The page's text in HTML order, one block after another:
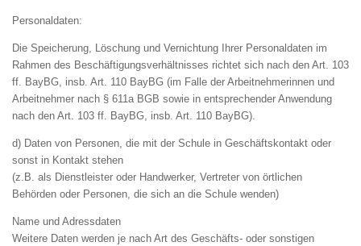
Personaldaten:
Die Speicherung, Löschung und Vernichtung Ihrer Personaldaten im
Rahmen des Beschäftigungsverhältnisses richtet sich nach den Art. 103
ff. BayBG, insb. Art. 110 BayBG (im Falle der Arbeitnehmerinnen und
Arbeitnehmer nach § 611a BGB sowie in entsprechender Anwendung
nach den Art. 103 ff. BayBG, insb. Art. 110 BayBG).
d) Daten von Personen, die mit der Schule in Geschäftskontakt oder
sonst in Kontakt stehen
(z.B. als Dienstleister oder Handwerker, Vertreter von örtlichen
Behörden oder Personen, die sich an die Schule wenden)
Name und Adressdaten
Weitere Daten werden je nach Art des Geschäfts- oder sonstigen